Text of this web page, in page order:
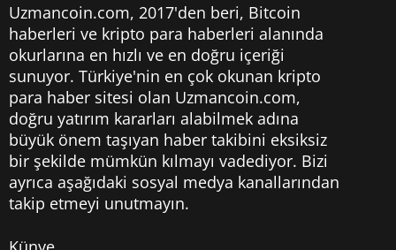
Uzmancoin.com, 2017'den beri, Bitcoin
haberleri ve kripto para haberleri alanında
okurlarına en hızlı ve en doğru içeriği
sunuyor. Türkiye'nin en çok okunan kripto
para haber sitesi olan Uzmancoin.com,
doğru yatırım kararları alabilmek adına
büyük önem taşıyan haber takibini eksiksiz
bir şekilde mümkün kılmayı vadediyor. Bizi
ayrıca aşağıdaki sosyal medya kanallarından
takip etmeyi unutmayın.